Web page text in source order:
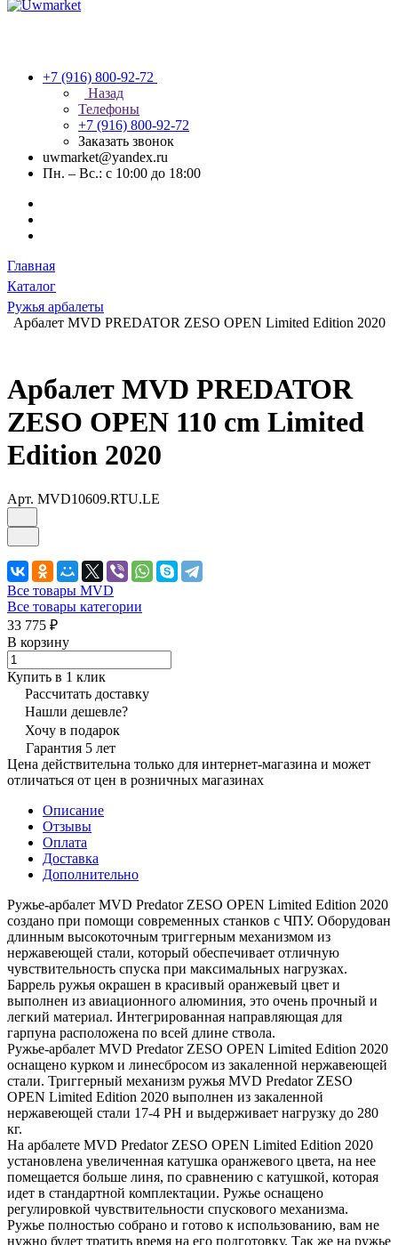
+7 (916) 800-92-72
Назад
Телефоны
+7 (916) 800-92-72
Заказать звонок
uwmarket@yandex.ru
Пн. – Вс.: с 10:00 до 18:00
Главная
Каталог
Ружья арбалеты
Арбалет MVD PREDATOR ZESO OPEN Limited Edition 2020
Арбалет MVD PREDATOR
ZESO OPEN 110 cm Limited
Edition 2020
Арт. MVD10609.RTU.LE
Все товары MVD
Все товары категории
33 775 ₽
В корзину
Купить в 1 клик
Рассчитать доставку
Нашли дешевле?
Хочу в подарок
Гарантия 5 лет
Цена действительна только для интернет-магазина и может
отличаться от цен в розничных магазинах
Описание
Отзывы
Оплата
Доставка
Дополнительно
Ружье-арбалет MVD Predator ZESO OPEN Limited Edition 2020
создано при помощи современных станков с ЧПУ. Оборудован
длинным высокоточным триггерным механизмом из
нержавеющей стали, который обеспечивает отличную
чувствительность спуска при максимальных нагрузках.
Баррель ружья окрашен в красивый оранжевый цвет и
выполнен из авиационного алюминия, это очень прочный и
легкий материал. Интегрированная направляющая для
гарпуна расположена по всей длине ствола.
Ружье-арбалет MVD Predator ZESO OPEN Limited Edition 2020
оснащено курком и линесбросом из закаленной нержавеющей
стали. Триггерный механизм ружья MVD Predator ZESO
OPEN Limited Edition 2020 выполнен из закаленной
нержавеющей стали 17-4 PH и выдерживает нагрузку до 280
кг.
На арбалете MVD Predator ZESO OPEN Limited Edition 2020
установлена увеличенная катушка оранжевого цвета, на нее
помещается больше линя, по сравнению с катушкой, которая
идет в стандартной комплектации. Ружье оснащено
регулировкой чувствительности спускового механизма.
Ружье полностью собрано и готово к использованию, вам не
нужно будет тратить время на его подготовку. Так же на ружье